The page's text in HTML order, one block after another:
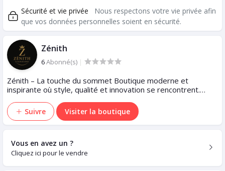
Sécurité et vie privée
Nous respectons votre vie privée afin
que vos données personnelles soient en sécurité.
Zénith
6Abonné(s) |
Zénith – La touche du sommet Boutique moderne et
inspirante où style, qualité et innovation se rencontrent.
quotidien et révéler l’élégance qui sommeille en vous. ✨
Suivre Visiter la boutique
Vous en avez un ?
Cliquez ici pour le vendre